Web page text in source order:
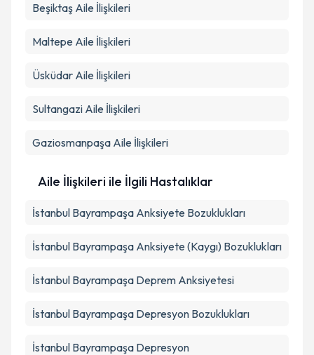
Beşiktaş Aile İlişkileri
Maltepe Aile İlişkileri
Üsküdar Aile İlişkileri
Sultangazi Aile İlişkileri
Gaziosmanpaşa Aile İlişkileri
Aile İlişkileri ile İlgili Hastalıklar
İstanbul Bayrampaşa Anksiyete Bozuklukları
İstanbul Bayrampaşa Anksiyete (Kaygı) Bozuklukları
İstanbul Bayrampaşa Deprem Anksiyetesi
İstanbul Bayrampaşa Depresyon Bozuklukları
İstanbul Bayrampaşa Depresyon